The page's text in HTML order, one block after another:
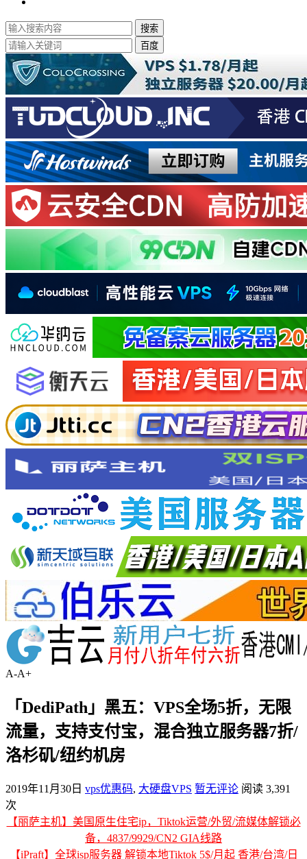
A-A+
「DediPath」黑五：VPS全场5折，无限
流量，支持支付宝，混合独立服务器7折/
洛杉矶/纽约机房
2019年11月30日 vps优惠码, 大硬盘VPS 暂无评论 阅读 3,391
次
【丽萨主机】美国原生住宅ip，Tiktok运营/外贸/流媒体解锁必
备，4837/9929/CN2 GIA线路
【iPraft】全球isp服务器 解锁本地Tiktok 5$/月起 香港/台湾/日